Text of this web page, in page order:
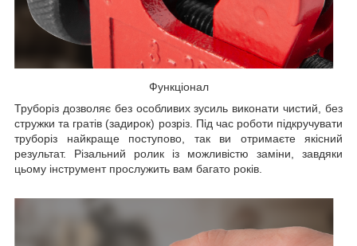
Функціонал
Труборіз дозволяє без особливих зусиль виконати чистий, без
стружки та гратів (задирок) розріз. Під час роботи підкручувати
труборіз найкраще поступово, так ви отримаєте якісний
результат. Різальний ролик із можливістю заміни, завдяки
цьому інструмент прослужить вам багато років.